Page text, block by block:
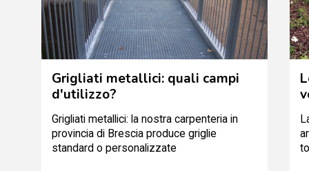
Grigliati metallici: quali campi
d'utilizzo?
Grigliati metallici: la nostra carpenteria in
provincia di Brescia produce griglie
standard o personalizzate